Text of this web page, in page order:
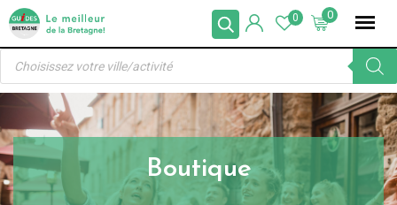
Skip
content
0
0
Recherche
produits
Boutique